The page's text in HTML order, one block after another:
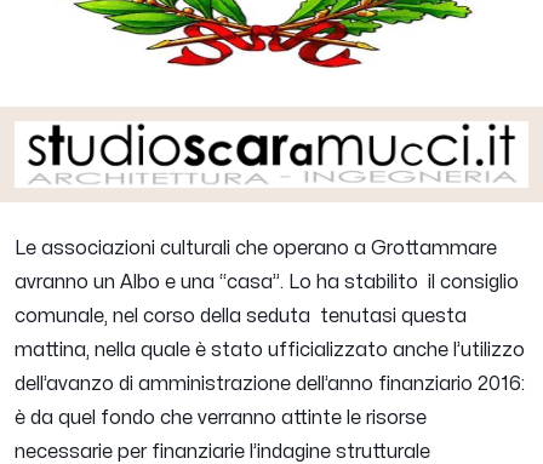
Le associazioni culturali che operano a Grottammare
avranno un Albo e una “casa”. Lo ha stabilito il consiglio
comunale, nel corso della seduta tenutasi questa
mattina, nella quale è stato ufficializzato anche l’utilizzo
dell’avanzo di amministrazione dell’anno finanziario 2016:
è da quel fondo che verranno attinte le risorse
necessarie per finanziarie l’indagine strutturale